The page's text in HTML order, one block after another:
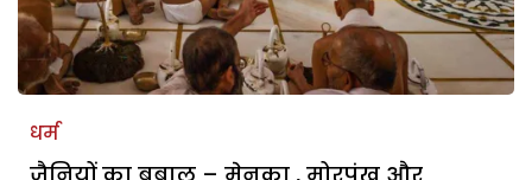
धर्म